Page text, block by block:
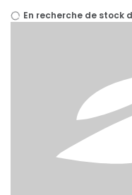
En recherche de stock